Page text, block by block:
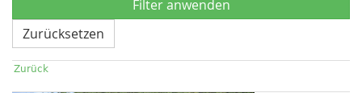
Zurücksetzen
Zurück